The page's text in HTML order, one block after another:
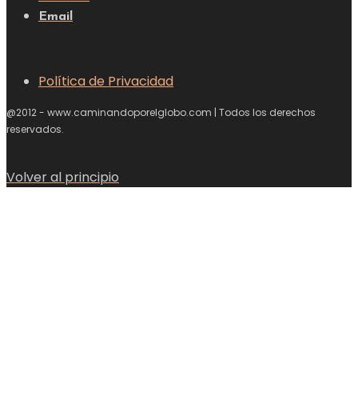
Email
Política de Privacidad
@2012 - www.caminandoporelglobo.com | Todos los derechos
reservados.
Volver al principio